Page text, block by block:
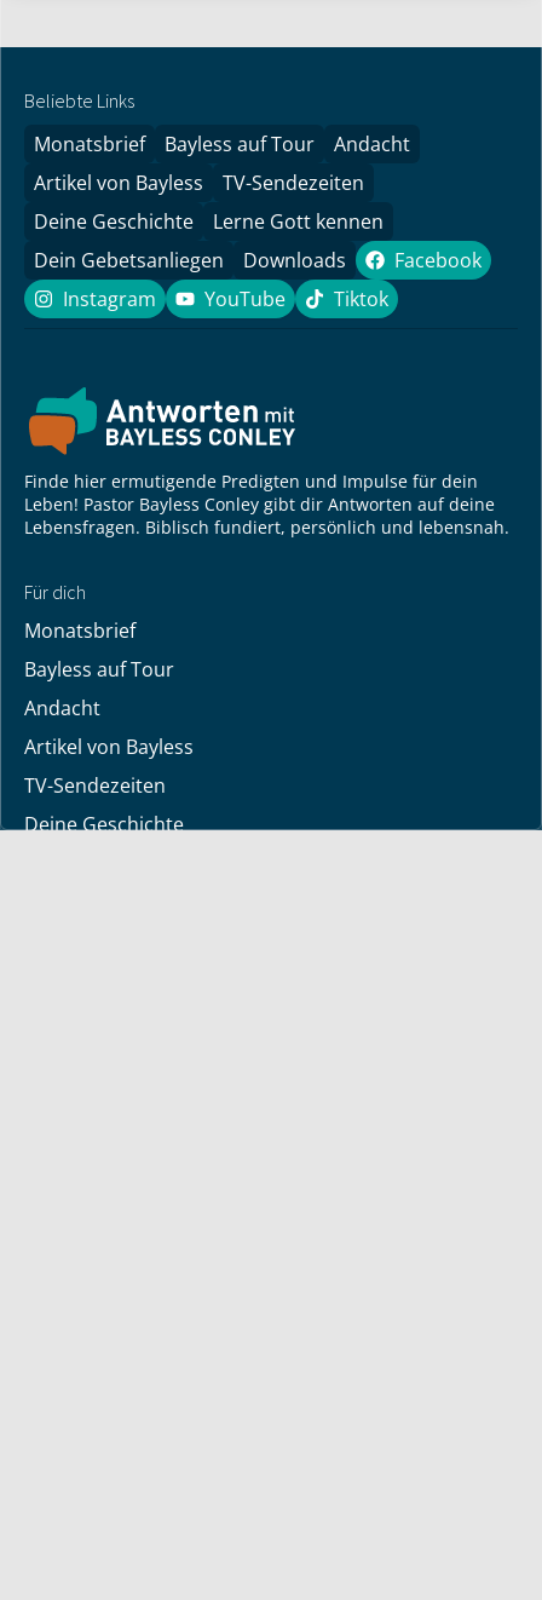
Beliebte Links
Monatsbrief Bayless auf Tour
Andacht
Artikel von Bayless
TV-Sendezeiten
Deine Geschichte
Lerne Gott kennen
Dein Gebetsanliegen
Downloads Facebook
Facebook
Instagram
Instagram YouTube
YouTube Tiktok
Tiktok
Finde hier ermutigende Predigten und Impulse für dein
Leben! Pastor Bayless Conley gibt dir Antworten auf deine
Lebensfragen. Biblisch fundiert, persönlich und lebensnah.
Für dich
Monatsbrief
Bayless auf Tour
Andacht
Artikel von Bayless
TV-Sendezeiten
Deine Geschichte